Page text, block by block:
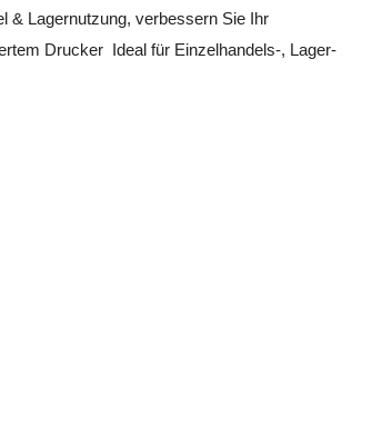
& Lagernutzung, verbessern Sie Ihr
Drucker Ideal für Einzelhandels-, Lager-